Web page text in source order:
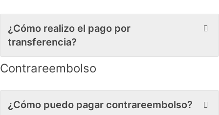
¿Cómo realizo el pago por
transferencia?
Contrareembolso
¿Cómo puedo pagar contrareembolso?